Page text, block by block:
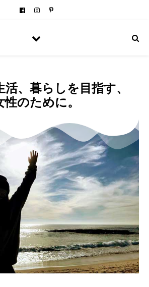
、暮らしを目指す、
性のために。